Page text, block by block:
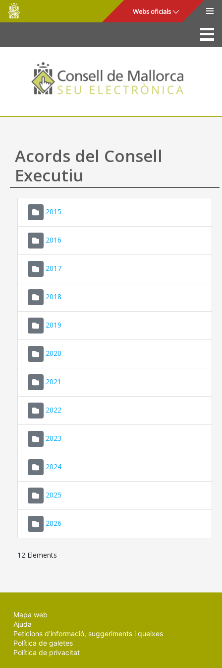
Salta al contingut principal
Consell
de
Mallorca
Webs oficials
La Seu
Consell de Mallorca
Accés i seguretat
Utilitats
Ajuda
Acords del Consell
Executiu
2015
2016
2017
2018
2019
2020
2021
2022
2023
2024
2025
2026
12 Elements
Mapa web
Ajuda
Peticions d'informació, suggeriments i queixes
Política de galetes
Política de privacitat